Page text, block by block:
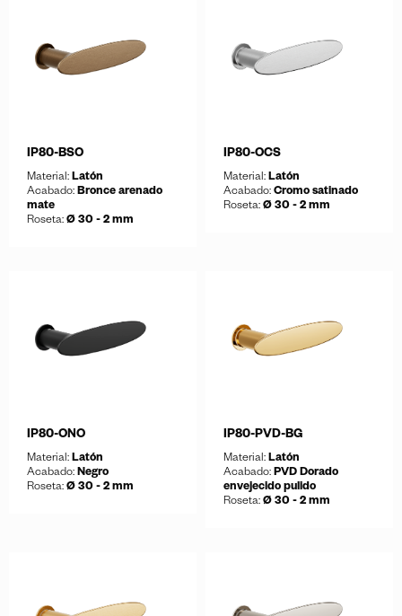
IP80-BSO
Material: Latón
Acabado: Bronce arenado
mate
Roseta: Ø 30 - 2 mm
IP80-OCS
Material: Latón
Acabado: Cromo satinado
Roseta: Ø 30 - 2 mm
IP80-ONO
Material: Latón
Acabado: Negro
Roseta: Ø 30 - 2 mm
IP80-PVD-BG
Material: Latón
Acabado: PVD Dorado
envejecido pulido
Roseta: Ø 30 - 2 mm